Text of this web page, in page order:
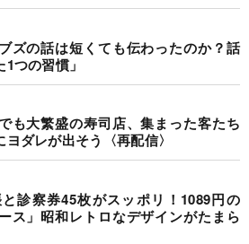
ズの話は短くても伝わったのか？話
つの習慣」
も大繁盛の寿司店、集まった客たち
ダレが出そう〈再配信〉
診察券45枚がスッポリ！1089円の
ス」昭和レトロなデザインがたまら